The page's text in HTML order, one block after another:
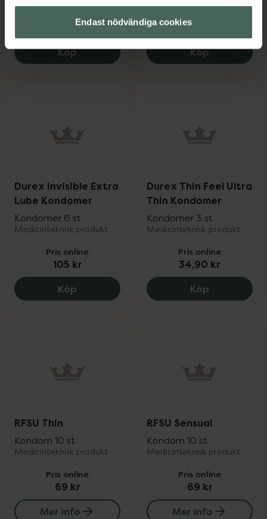
Endast nödvändiga cookies
54 kr
KöpDurex Extra Safe, 54 kr.
105 kr
KöpDurex
Durex Invisible Extra
Lube Kondomer
Kondomer 8 st
Medicinteknisk produkt
Pris online
105 kr
Köp Durex Invisible Extra Lube Kondomer,
Durex Thin Feel Ultra
Thin Kondomer
Kondomer 3 st
Medicinteknisk produkt
Pris online
34,90 kr
Köp Durex
RFSU Thin
Kondom 10 st
Medicinteknisk produkt
Pris online
69 kr
Mer info
RFSU Sensual
Kondom 10 st
Medicinteknisk produkt
Pris online
69 kr
Mer info